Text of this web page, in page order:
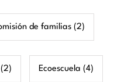
de familias (2)
(2) Ecoescuela (4)